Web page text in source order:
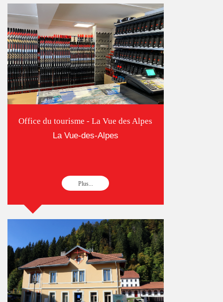
Office du tourisme - La Vue des Alpes
La Vue-des-Alpes
Plus...